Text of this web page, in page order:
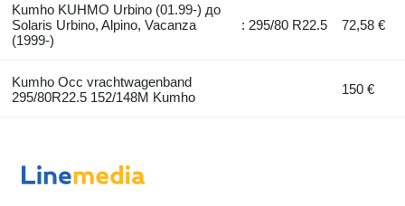
Kumho KUHMO Urbino (01.99-) до
Solaris Urbino, Alpino, Vacanza
(1999-)
: 295/80 R22.5 72,58 €
Kumho Occ vrachtwagenband
295/80R22.5 152/148M Kumho
150 €